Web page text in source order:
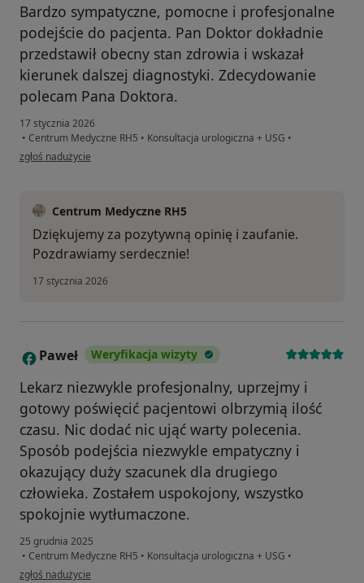
Bardzo sympatyczne, pomocne i profesjonalne
podejście do pacjenta. Pan Doktor dokładnie
przedstawił obecny stan zdrowia i wskazał
kierunek dalszej diagnostyki. Zdecydowanie
polecam Pana Doktora.
17 stycznia 2026
• Centrum Medyczne RH5 • Konsultacja urologiczna + USG •
w opinii użytkownika Urszula
zgłoś nadużycie
Centrum Medyczne RH5
Dziękujemy za pozytywną opinię i zaufanie.
Pozdrawiamy serdecznie!
17 stycznia 2026
P Paweł Weryfikacja wizyty
Lekarz niezwykle profesjonalny, uprzejmy i
gotowy poświęcić pacjentowi olbrzymią ilość
czasu. Nic dodać nic ująć warty polecenia.
Sposób podejścia niezwykle empatyczny i
okazujący duży szacunek dla drugiego
człowieka. Zostałem uspokojony, wszystko
spokojnie wytłumaczone.
25 grudnia 2025
• Centrum Medyczne RH5 • Konsultacja urologiczna + USG •
w opinii użytkownika Paweł
zgłoś nadużycie